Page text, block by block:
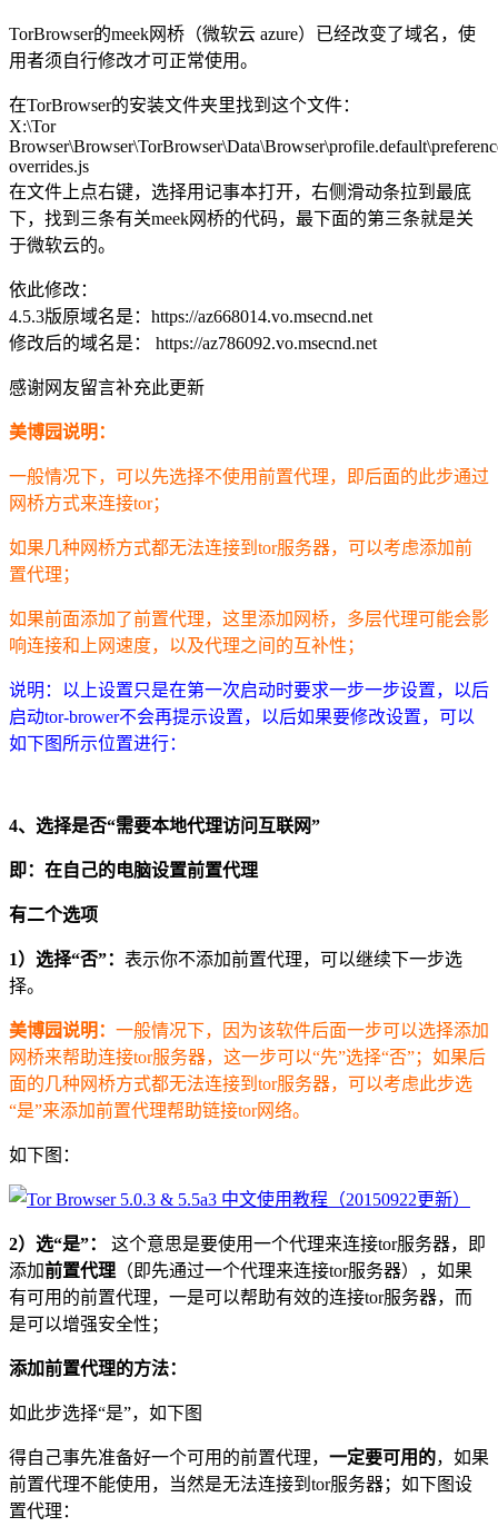
TorBrowser的meek网桥（微软云 azure）已经改变了域名，使
用者须自行修改才可正常使用。
在TorBrowser的安装文件夹里找到这个文件：
X:\Tor
overrides.js
在文件上点右键，选择用记事本打开，右侧滑动条拉到最底
下，找到三条有关meek网桥的代码，最下面的第三条就是关
于微软云的。
依此修改：
4.5.3版原域名是：https://az668014.vo.msecnd.net
修改后的域名是： https://az786092.vo.msecnd.net
感谢网友留言补充此更新
美博园说明：
一般情况下，可以先选择不使用前置代理，即后面的此步通过
网桥方式来连接tor；
如果几种网桥方式都无法连接到tor服务器，可以考虑添加前
置代理；
如果前面添加了前置代理，这里添加网桥，多层代理可能会影
响连接和上网速度，以及代理之间的互补性；
说明：以上设置只是在第一次启动时要求一步一步设置，以后
启动tor-brower不会再提示设置，以后如果要修改设置，可以
如下图所示位置进行：
4、选择是否“需要本地代理访问互联网”
即：在自己的电脑设置前置代理
有二个选项
1）选择“否”： 表示你不添加前置代理，可以继续下一步选
择。
美博园说明： 一般情况下，因为该软件后面一步可以选择添加
网桥来帮助连接tor服务器，这一步可以“先”选择“否”；如果后
面的几种网桥方式都无法连接到tor服务器，可以考虑此步选
“是”来添加前置代理帮助链接tor网络。
如下图：
2）选“是”：
这个意思是要使用一个代理来连接tor服务器，即
添加前置代理 （即先通过一个代理来连接tor服务器），如果
有可用的前置代理，一是可以帮助有效的连接tor服务器，而
是可以增强安全性；
添加前置代理的方法：
如此步选择“是”，如下图
得自己事先准备好一个可用的前置代理， 一定要可用的，如果
前置代理不能使用，当然是无法连接到tor服务器；如下图设
置代理：